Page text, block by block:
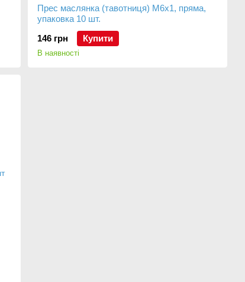
Прес маслянка (тавотниця) М6х1, пряма,
упаковка 10 шт.
146 грн
Купити
В наявності